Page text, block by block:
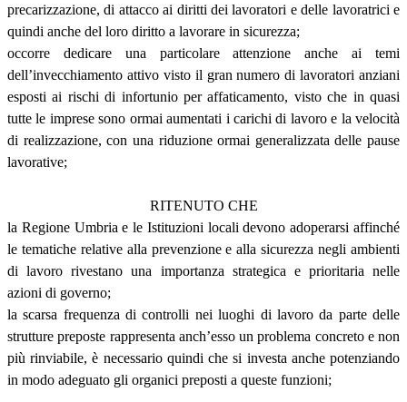
precarizzazione, di attacco ai diritti dei lavoratori e delle lavoratrici e
quindi anche del loro diritto a lavorare in sicurezza;
occorre dedicare una particolare attenzione anche ai temi
dell’invecchiamento attivo visto il gran numero di lavoratori anziani
esposti ai rischi di infortunio per affaticamento, visto che in quasi
tutte le imprese sono ormai aumentati i carichi di lavoro e la velocità
di realizzazione, con una riduzione ormai generalizzata delle pause
lavorative;
RITENUTO CHE
la Regione Umbria e le Istituzioni locali devono adoperarsi affinché
le tematiche relative alla prevenzione e alla sicurezza negli ambienti
di lavoro rivestano una importanza strategica e prioritaria nelle
azioni di governo;
la scarsa frequenza di controlli nei luoghi di lavoro da parte delle
strutture preposte rappresenta anch’esso un problema concreto e non
più rinviabile, è necessario quindi che si investa anche potenziando
in modo adeguato gli organici preposti a queste funzioni;